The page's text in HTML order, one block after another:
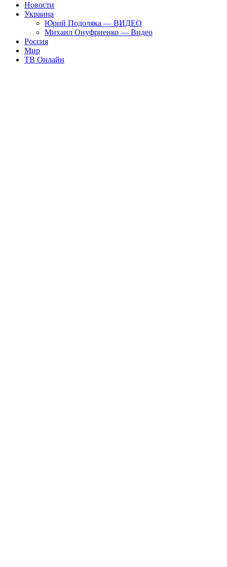
Новости
Украина
Юрий Подоляка — ВИДЕО
Михаил Онуфриенко — Видео
Россия
Мир
ТВ Онлайн